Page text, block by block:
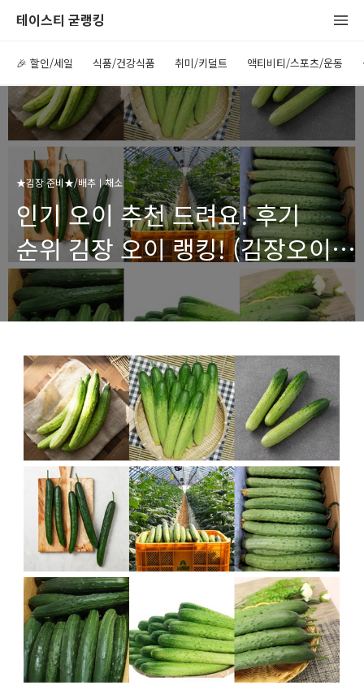
테이스티 굳랭킹
🎉 할인/세일 식품/건강식품 취미/키덜트 액티비티/스포츠/운동
★김장 준비★/배추ㅣ채소
인기 오이 추천 드려요! 후기
순위 김장 오이 랭킹! (김장오이,
김장채소, 김장 채소, 인기 김장
채소, 오이 김치, 오이소박이용
오이, 맛있는 오이, 인기
오이추천, 오이 후기, 인기 오이)